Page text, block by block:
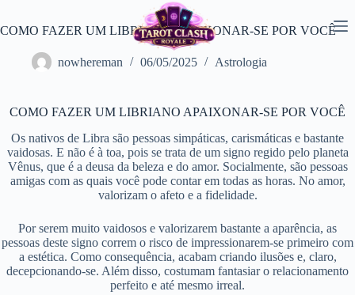
o
COMO FAZER UM LIBRIANO APAIXONAR-SE POR VOCÊ
nowhereman 06/05/2025 Astrologia
COMO FAZER UM LIBRIANO APAIXONAR-SE POR VOCÊ
Os nativos de Libra são pessoas simpáticas, carismáticas e bastante
vaidosas. E não é à toa, pois se trata de um signo regido pelo planeta
Vênus, que é a deusa da beleza e do amor. Socialmente, são pessoas
amigas com as quais você pode contar em todas as horas. No amor,
valorizam o afeto e a fidelidade.
Por serem muito vaidosos e valorizarem bastante a aparência, as
pessoas deste signo correm o risco de impressionarem-se primeiro com
a estética. Como consequência, acabam criando ilusões e, claro,
decepcionando-se. Além disso, costumam fantasiar o relacionamento
perfeito e até mesmo irreal.